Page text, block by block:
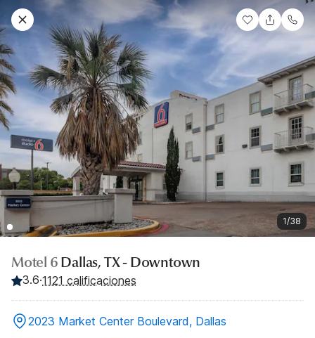
1/38
Motel 6 Dallas, TX - Downtown
3.6·1121 calificaciones
2023 Market Center Boulevard, Dallas